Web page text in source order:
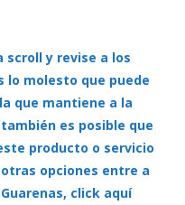
scroll y revise a los
lo molesto que puede
que mantiene a la
es posible que
producto o servicio
opciones entre a
click aquí